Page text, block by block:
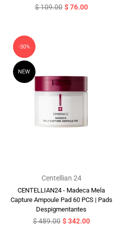
Precio
$ 109.00 $ 76.00
-30%
NEW
Centellian 24
CENTELLIAN24 - Madeca Mela
Capture Ampoule Pad 60 PCS | Pads
Despigmentantes
Precio
$ 489.00 $ 342.00